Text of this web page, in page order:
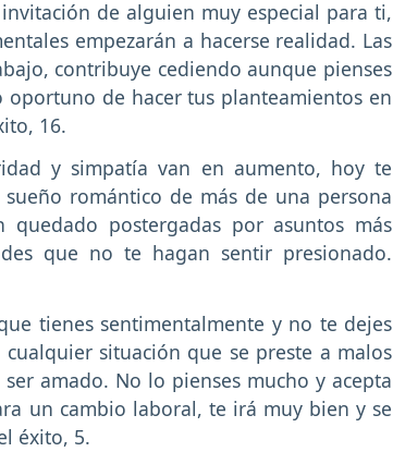
de alguien muy especial para ti,
empezarán a hacerse realidad. Las
contribuye cediendo aunque pienses
de hacer tus planteamientos en
16.
y simpatía van en aumento, hoy te
romántico de más de una persona
quedado postergadas por asuntos más
que no te hagan sentir presionado.
tienes sentimentalmente y no te dejes
situación que se preste a malos
amado. No lo pienses mucho y acepta
un cambio laboral, te irá muy bien y se
éxito, 5.